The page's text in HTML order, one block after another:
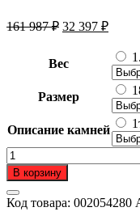
161 987₽
составляла
161
32 397 ₽
32
397 ₽.
Вес
Размер
Описание камней
Количество
товара
Кольцо
из
золота
В корзину
Код товара: 002054280